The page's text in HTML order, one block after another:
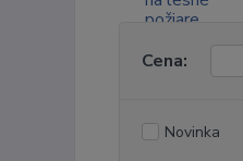
Cena:
Novinka